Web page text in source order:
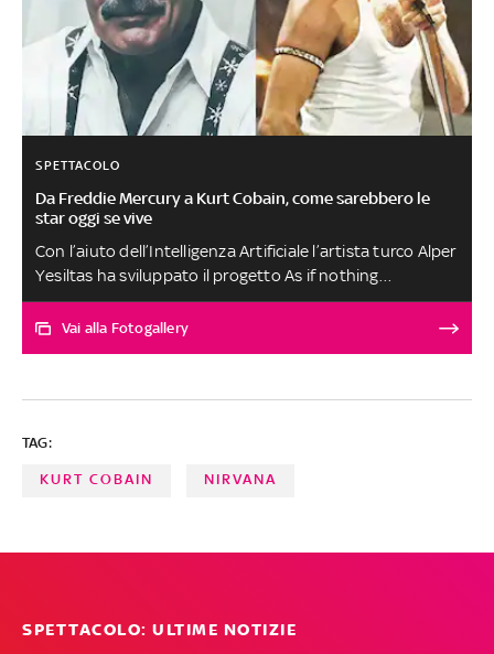
SPETTACOLO
Da Freddie Mercury a Kurt Cobain, come sarebbero le
star oggi se vive
Con l’aiuto dell’Intelligenza Artificiale l’artista turco Alper
Yesiltas ha sviluppato il progetto As if nothing
happened, che immagina come sarebbero i realistici
ritratti invecchiati di alcune celebrità “se non fossero
Yesiltas apre le sliding doors delle vite degli artisti
Vai alla Fotogallery
TAG:
KURT COBAIN NIRVANA
SPETTACOLO: ULTIME NOTIZIE